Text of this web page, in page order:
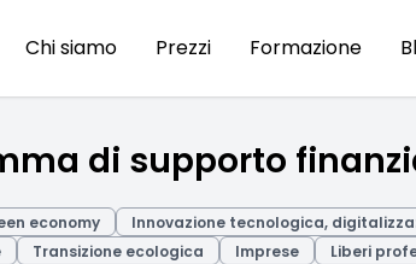
Chi siamo Prezzi Formazione
di supporto
economy
Innovazione tecnologica,
Transizione ecologica Imprese Liberi